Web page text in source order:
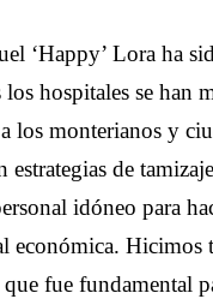
‘Happy’ Lora ha
los hospitales se han
los monterianos y
estrategias de
idóneo para
económica. Hicimos
fue fundamental